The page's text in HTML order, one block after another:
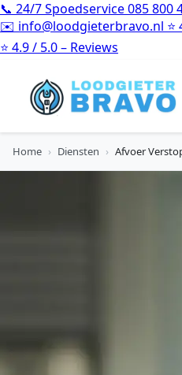
📞 24/7 Spoedservice085 800
✉️ info@loodgieterbravo.nl ⭐
⭐ 4.9 / 5.0 – Reviews
Home › Diensten › Afvoer